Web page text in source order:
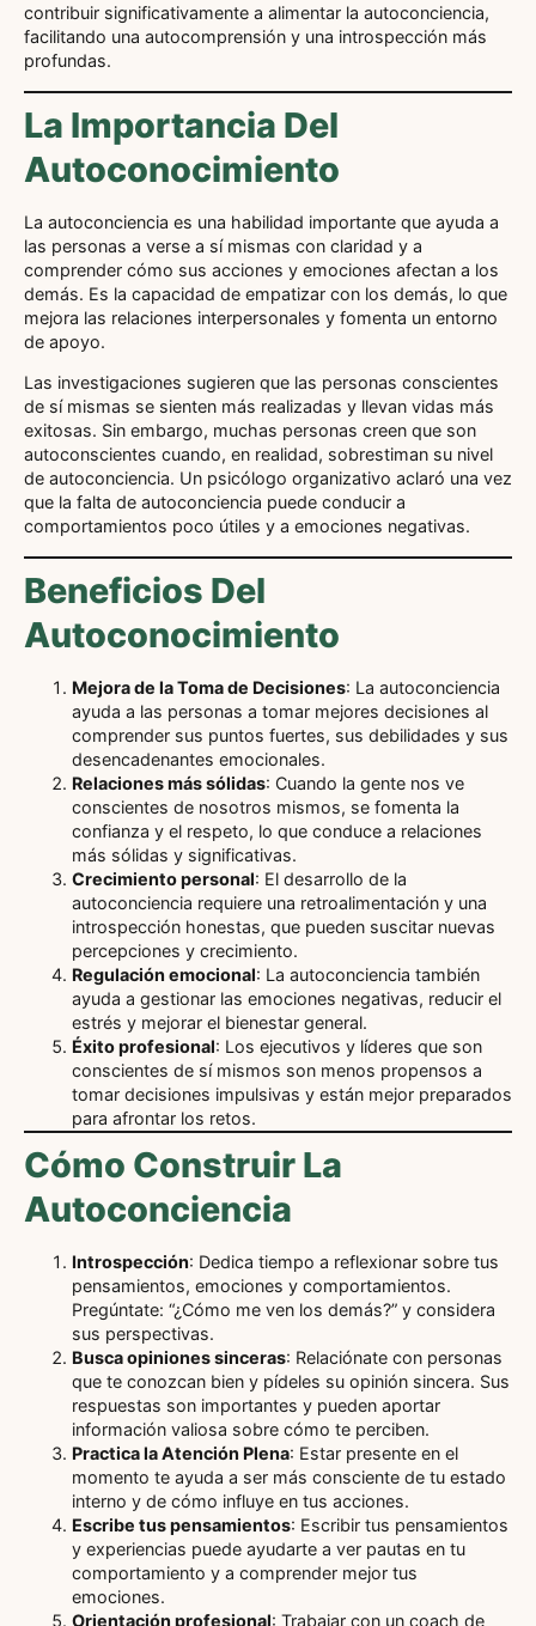
contribuir significativamente a alimentar la autoconciencia,
facilitando una autocomprensión y una introspección más
profundas.
La Importancia Del
Autoconocimiento
La autoconciencia es una habilidad importante que ayuda a
las personas a verse a sí mismas con claridad y a
comprender cómo sus acciones y emociones afectan a los
demás. Es la capacidad de empatizar con los demás, lo que
mejora las relaciones interpersonales y fomenta un entorno
de apoyo.
Las investigaciones sugieren que las personas conscientes
de sí mismas se sienten más realizadas y llevan vidas más
exitosas. Sin embargo, muchas personas creen que son
autoconscientes cuando, en realidad, sobrestiman su nivel
de autoconciencia. Un psicólogo organizativo aclaró una vez
que la falta de autoconciencia puede conducir a
comportamientos poco útiles y a emociones negativas.
Beneficios Del
Autoconocimiento
Mejora de la Toma de Decisiones: La autoconciencia
ayuda a las personas a tomar mejores decisiones al
comprender sus puntos fuertes, sus debilidades y sus
desencadenantes emocionales.
Relaciones más sólidas: Cuando la gente nos ve
conscientes de nosotros mismos, se fomenta la
confianza y el respeto, lo que conduce a relaciones
más sólidas y significativas.
Crecimiento personal: El desarrollo de la
autoconciencia requiere una retroalimentación y una
introspección honestas, que pueden suscitar nuevas
percepciones y crecimiento.
Regulación emocional: La autoconciencia también
ayuda a gestionar las emociones negativas, reducir el
estrés y mejorar el bienestar general.
Éxito profesional: Los ejecutivos y líderes que son
conscientes de sí mismos son menos propensos a
tomar decisiones impulsivas y están mejor preparados
para afrontar los retos.
Cómo Construir La
Autoconciencia
Introspección: Dedica tiempo a reflexionar sobre tus
pensamientos, emociones y comportamientos.
Pregúntate: “¿Cómo me ven los demás?” y considera
sus perspectivas.
Busca opiniones sinceras: Relaciónate con personas
que te conozcan bien y pídeles su opinión sincera. Sus
respuestas son importantes y pueden aportar
información valiosa sobre cómo te perciben.
Practica la Atención Plena: Estar presente en el
momento te ayuda a ser más consciente de tu estado
interno y de cómo influye en tus acciones.
Escribe tus pensamientos: Escribir tus pensamientos
y experiencias puede ayudarte a ver pautas en tu
comportamiento y a comprender mejor tus
emociones.
Orientación profesional: Trabajar con un coach de